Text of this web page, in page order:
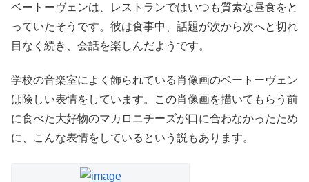
ベートーヴェンは、レストランではいつも質素な昼食をと
っていたそうです。彼は食事中、話題が次から次へと切れ
目なく続き、会話を楽しんだようです。
学校の音楽室によく飾られている肖像画のベートーヴェン
は険しい表情をしています。この肖像画を描いてもらう前
に食べた大好物のマカロニチーズが口に合わなかったため
に、こんな表情をしているという説もあります。